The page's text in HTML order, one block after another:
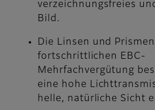
verzeichnungsfreies
Bild.
Die Linsen und
fortschrittlichen EBC-
Mehrfachvergütung
eine hohe
helle, natürliche Sicht